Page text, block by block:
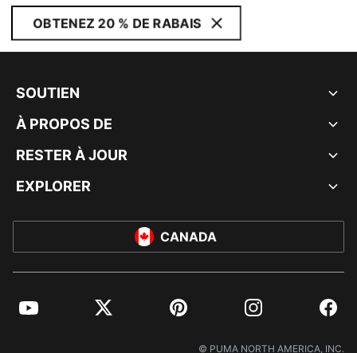
OBTENEZ 20 % DE RABAIS
SOUTIEN
À PROPOS DE
RESTER À JOUR
EXPLORER
CANADA
YouTube Twitter Pinterest Instagram
© PUMA NORTH AMERICA, INC.